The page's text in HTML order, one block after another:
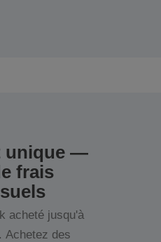
unique —
frais
acheté jusqu'à
Achetez des